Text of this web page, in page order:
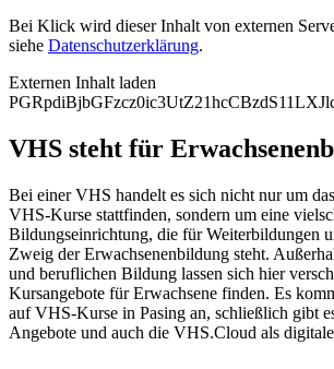
Bei Klick wird dieser Inhalt von externen
siehe Datenschutzerklärung.
Externen Inhalt laden
VHS steht für
Bei einer VHS handelt es sich nicht nur um
VHS-Kurse stattfinden, sondern um eine
Bildungseinrichtung, die für Weiterbildungen
Zweig der Erwachsenenbildung steht.
und beruflichen Bildung lassen sich hier
Kursangebote für Erwachsene finden. Es
auf VHS-Kurse in Pasing an, schließlich gibt
Angebote und auch die VHS.Cloud als